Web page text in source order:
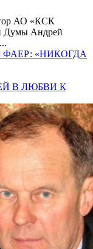
АО «КСК
Думы Андрей
ФАЕР: «НИКОГДА
В ЛЮБВИ К